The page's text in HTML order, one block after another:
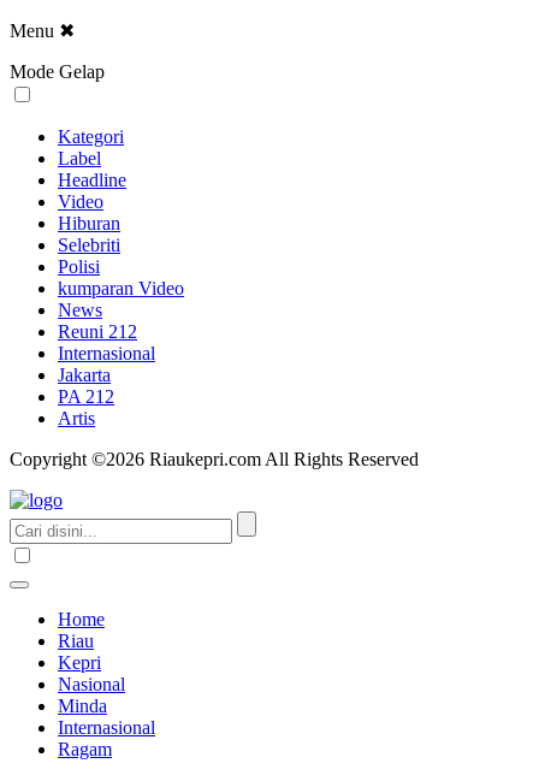
Menu ✖
Mode Gelap
Kategori
Label
Headline
Video
Hiburan
Selebriti
Polisi
kumparan Video
News
Reuni 212
Internasional
Jakarta
PA 212
Artis
Copyright ©2026 Riaukepri.com All Rights Reserved
Home
Riau
Kepri
Nasional
Minda
Internasional
Ragam